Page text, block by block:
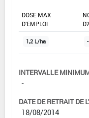
DOSE MAX
D'EMPLOI
1,2 L/ha -
INTERVALLE
-
DATE DE RETRAIT DE
18/08/2014